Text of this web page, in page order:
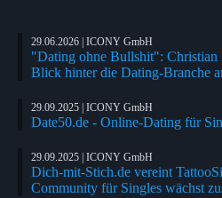
29.06.2026 | ICONY GmbH
"Dating ohne Bullshit": Christian
Blick hinter die Dating-Branche
29.09.2025 | ICONY GmbH
Date50.de - Online-Dating für
29.09.2025 | ICONY GmbH
Dich-mit-Stich.de vereint
Community für Singles wächst